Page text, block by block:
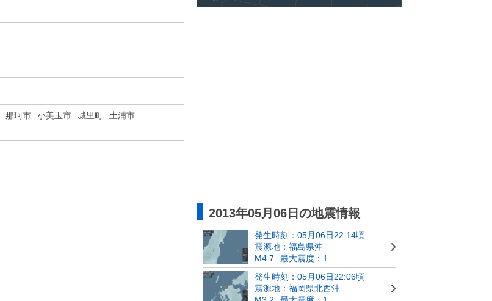
那珂市 小美玉市 城里町
土浦市
2013年05月06日の地震情報
発生時刻：05月06日22:14頃
震源地：福島県沖
M4.7
最大震度：1
発生時刻：05月06日22:06頃
震源地：福岡県北西沖